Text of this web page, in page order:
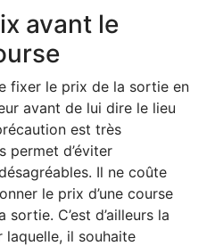
avant le
fixer le prix de la sortie en
avant de lui dire le lieu
est très
permet d’éviter
Il ne coûte
le prix d’une course
C’est d’ailleurs la
laquelle, il souhaite